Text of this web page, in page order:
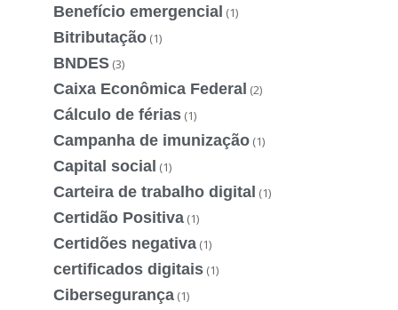
Benefício emergencial (1)
Bitributação (1)
BNDES (3)
Caixa Econômica Federal (2)
Cálculo de férias (1)
Campanha de imunização (1)
Capital social (1)
Carteira de trabalho digital (1)
Certidão Positiva (1)
Certidões negativa (1)
certificados digitais (1)
Cibersegurança (1)